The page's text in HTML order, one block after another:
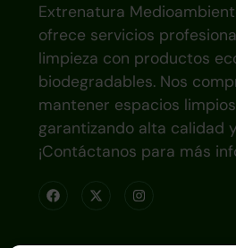
Extrenatura
ofrece servicios
limpieza con productos
biodegradables. Nos
mantener espacios
garantizando alta calidad
¡Contáctanos para más